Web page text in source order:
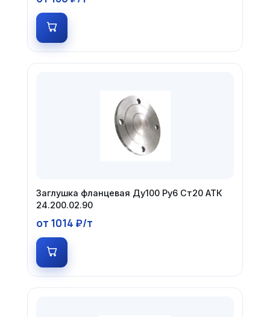
Заглушка фланцевая Ду100 Ру6 Ст20 АТК
24.200.02.90
от 1014 ₽/т